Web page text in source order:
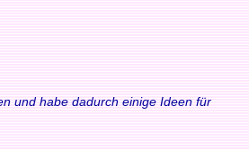
und habe dadurch einige Ideen für